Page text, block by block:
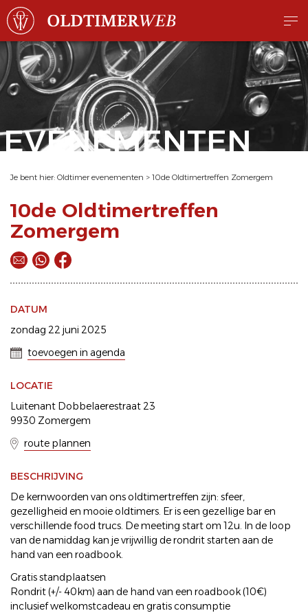
EVENEMENTEN
Je bent hier: Oldtimer evenementen > 10de Oldtimertreffen Zomergem
10de Oldtimertreffen
Zomergem
DATUM
zondag 22 juni 2025
toevoegen in agenda
LOCATIE
Luitenant Dobbelaerestraat 23
9930 Zomergem
route plannen
BESCHRIJVING
De kernwoorden van ons oldtimertreffen zijn: sfeer,
gezelligheid en mooie oldtimers. Er is een gezellige bar en
verschillende food trucs. De meeting start om 12u. In de loop
van de namiddag kan je vrijwillig de rondrit starten aan de
hand van een roadbook.
Gratis standplaatsen
Rondrit (+/- 40km) aan de hand van een roadbook (10€)
inclusief welkomstcadeau en gratis consumptie